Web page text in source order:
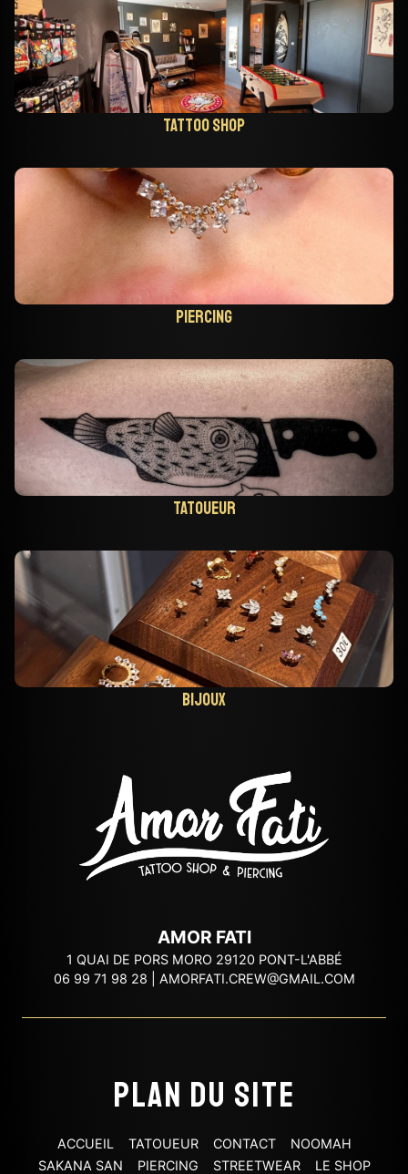
Tattoo shop
Piercing
Tatoueur
Bijoux
AMOR FATI
1 QUAI DE PORS MORO 29120 PONT-L'ABBÉ
06 99 71 98 28
AMORFATI.CREW@GMAIL.COM
Plan du site
ACCUEIL TATOUEUR CONTACT
NOOMAH
SAKANA SAN
PIERCING STREETWEAR LE SHOP